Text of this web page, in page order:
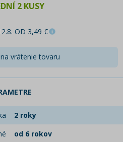
2 KUSY
OD 3,49 €
vrátenie tovaru
2 roky
od 6 rokov